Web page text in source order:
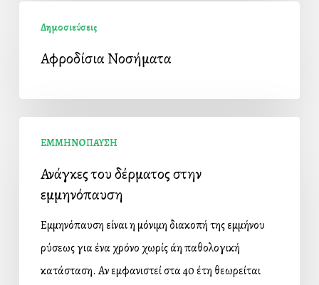
Νοσήματα
Δημοσιεύσεις
Αφροδίσια Νοσήματα
δέρματος
εμμηνόπαυση
ΕΜΜΗΝΟΠΑΥΣΗ
Ανάγκες του δέρματος στην
εμμηνόπαυση
Εμμηνόπαυση είναι η μόνιμη διακοπή της εμμήνου
ρύσεως για ένα χρόνο χωρίς άλλη παθολογική
κατάσταση. Αν εμφανιστεί στα 40 έτη θεωρείται